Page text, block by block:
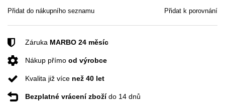
Přidat do nákupního seznamu Přidat k porovnání
Záruka MARBO 24 měsíc
Nákup přímo od výrobce
Kvalita již více než 40 let
Bezplatné vrácení zbožído 14 dnů